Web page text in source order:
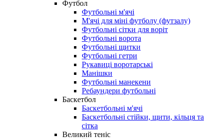
Футбол
Футбольні м'ячі
М'ячі для міні футболу (футзалу)
Футбольні сітки для воріт
Футбольні ворота
Футбольні щитки
Футбольні гетри
Рукавиці воротарські
Манішки
Футбольні манекени
Ребаундери футбольні
Баскетбол
Баскетбольні м'ячі
Баскетбольні стійки, щити, кільця та
сітка
Великий теніс